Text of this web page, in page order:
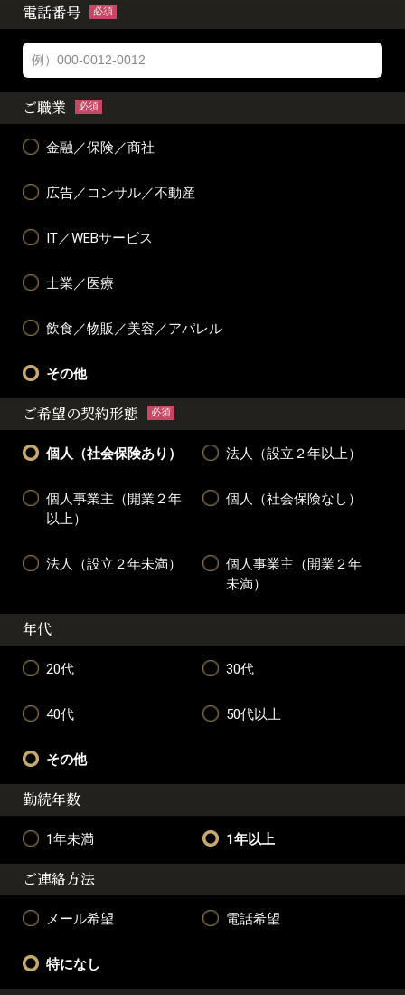
電話番号 必須
ご職業 必須
金融／保険／商社
広告／コンサル／不動産
IT／WEBサービス
士業／医療
飲食／物販／美容／アパレル
その他
ご希望の契約形態 必須
個人（社会保険あり） 法人（設立２年以上）
個人事業主（開業２年
以上）
個人（社会保険なし）
法人（設立２年未満）
個人事業主（開業２年
未満）
年代
20代 30代
40代 50代以上
その他
勤続年数
1年未満 1年以上
ご連絡方法
メール希望 電話希望
特になし